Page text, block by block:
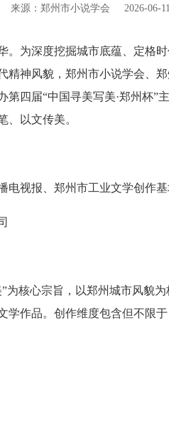
来源： 郑州市小说学会 2026-06-
。为深度挖掘城市底蕴、定格
精神风貌，郑州市小说学会、
第四届“中国寻美写美·郑州杯”
、以文传美。
电视报、郑州市工业文学创作
为核心宗旨，以郑州城市风貌
学作品。创作维度包含但不限于